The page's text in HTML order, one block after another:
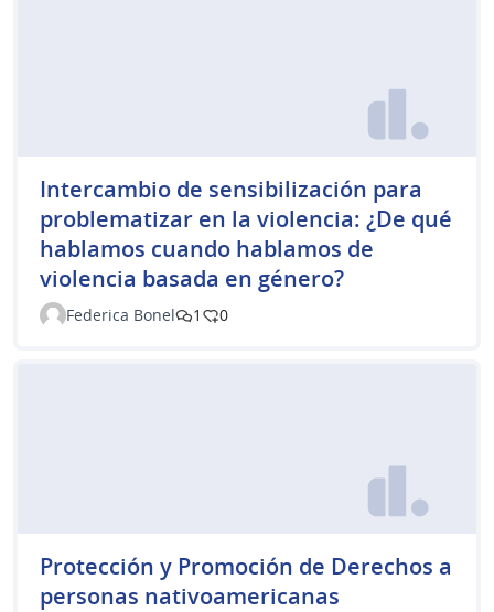
Intercambio de sensibilización para
problematizar en la violencia: ¿De qué
hablamos cuando hablamos de
violencia basada en género?
Federica Bonel 1 0
Protección y Promoción de Derechos a
personas nativoamericanas